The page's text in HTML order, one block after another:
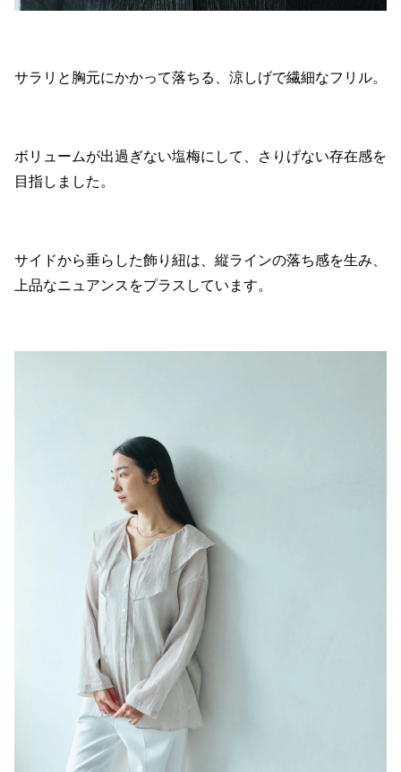
サラリと胸元にかかって落ちる、涼しげで繊細なフリル。
ボリュームが出過ぎない塩梅にして、さりげない存在感を
目指しました。
サイドから垂らした飾り紐は、縦ラインの落ち感を生み、
上品なニュアンスをプラスしています。